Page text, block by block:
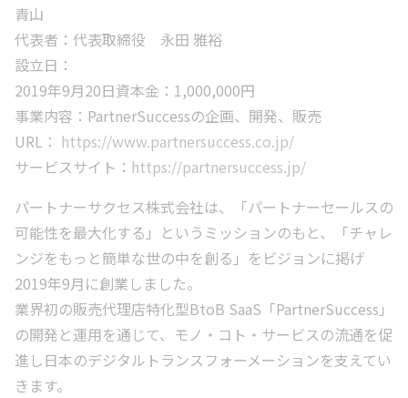
青山
代表者：代表取締役 永田 雅裕
設立日：
2019年9月20日資本金：1,000,000円
事業内容：PartnerSuccessの企画、開発、販売
URL： https://www.partnersuccess.co.jp/
サービスサイト： https://partnersuccess.jp/
パートナーサクセス株式会社は、「パートナーセールスの
可能性を最大化する」というミッションのもと、「チャレ
ンジをもっと簡単な世の中を創る」をビジョンに掲げ
2019年9月に創業しました。
業界初の販売代理店特化型BtoB SaaS「PartnerSuccess」
の開発と運用を通じて、モノ・コト・サービスの流通を促
進し日本のデジタルトランスフォーメーションを支えてい
きます。